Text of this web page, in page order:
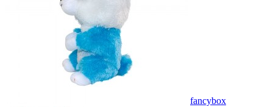
fancybox